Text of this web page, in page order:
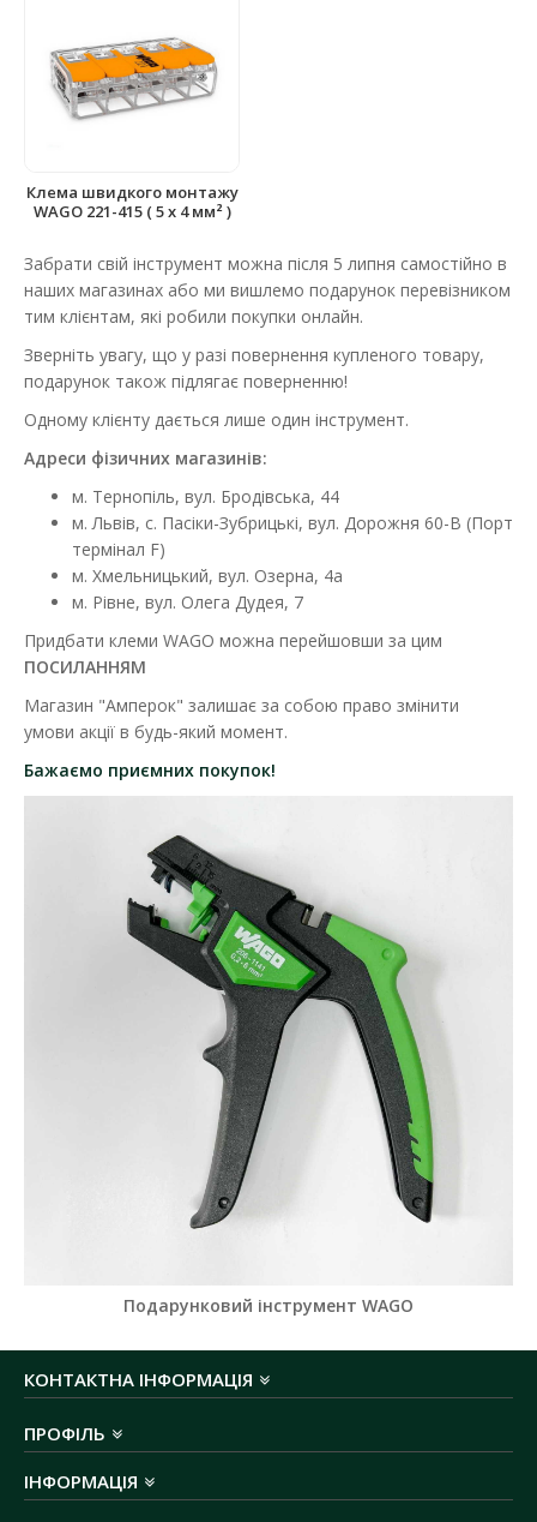
Клема швидкого монтажу
WAGO 221-415 ( 5 x 4 мм² )
Забрати свій інструмент можна після 5 липня самостійно в
наших магазинах або ми вишлемо подарунок перевізником
тим клієнтам, які робили покупки онлайн.
Зверніть увагу, що у разі повернення купленого товару,
подарунок також підлягає поверненню!
Одному клієнту дається лише один інструмент.
Адреси фізичних магазинів:
м. Тернопіль, вул. Бродівська, 44
м. Львів, с. Пасіки-Зубрицькі, вул. Дорожня 60-В (Порт
термінал F)
м. Хмельницький, вул. Озерна, 4а
м. Рівне, вул. Олега Дудея, 7
Придбати клеми WAGO можна перейшовши за цим
ПОСИЛАННЯМ
Магазин "Амперок" залишає за собою право змінити
умови акції в будь-який момент.
Бажаємо приємних покупок!
Подарунковий інструмент WAGO
КОНТАКТНА ІНФОРМАЦІЯ
ПРОФІЛЬ
ІНФОРМАЦІЯ